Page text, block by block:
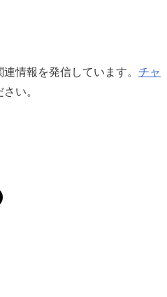
情報を発信しています。 チャ
い。